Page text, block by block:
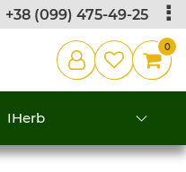
+38 (099) 475-49-25
0
IHerb